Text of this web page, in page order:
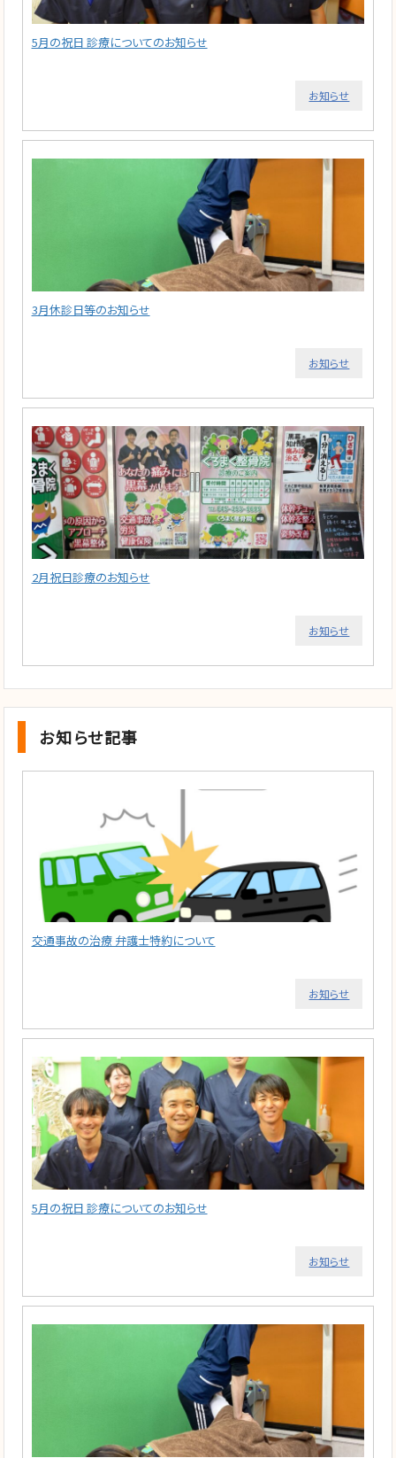
5月の祝日 診療についてのお知らせ
お知らせ
3月休診日等のお知らせ
お知らせ
2月祝日診療のお知らせ
お知らせ
お知らせ記事
交通事故の治療 弁護士特約について
お知らせ
5月の祝日 診療についてのお知らせ
お知らせ